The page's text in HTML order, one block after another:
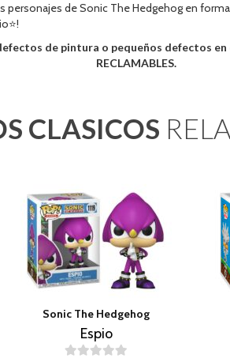
personajes de Sonic The Hedgehog en
de pintura o pequeños defectos en
RECLAMABLES.
CLASICOS
Sonic The Hedgehog
Espio